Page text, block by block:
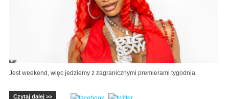
Jest weekend, więc jedziemy z zagranicznymi premierami tygodnia.
Czytaj dalej >>